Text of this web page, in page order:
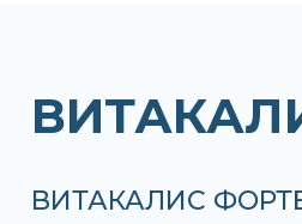
ВИТАКАЛИС